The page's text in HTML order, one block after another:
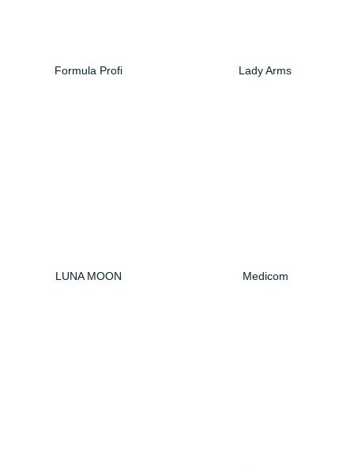
Formula Profi Lady Arms
LUNA MOON Medicom